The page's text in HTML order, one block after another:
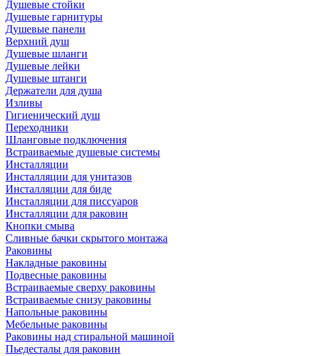
Душевые стойки
Душевые гарнитуры
Душевые панели
Верхний душ
Душевые шланги
Душевые лейки
Душевые штанги
Держатели для душа
Изливы
Гигиенический душ
Переходники
Шланговые подключения
Встраиваемые душевые системы
Инсталляции
Инсталляции для унитазов
Инсталляции для биде
Инсталляции для писсуаров
Инсталляции для раковин
Кнопки смыва
Сливные бачки скрытого монтажа
Раковины
Накладные раковины
Подвесные раковины
Встраиваемые сверху раковины
Встраиваемые снизу раковины
Напольные раковины
Мебельные раковины
Раковины над стиральной машиной
Пьедесталы для раковин